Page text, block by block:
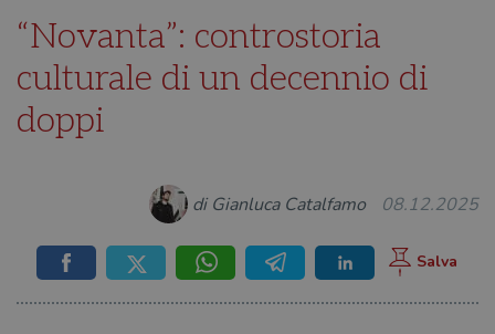
“Novanta”: controstoria
culturale di un decennio di
doppi
di Gianluca Catalfamo 08.12.2025